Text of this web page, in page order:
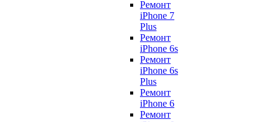
Ремонт
iPhone 7
Plus
Ремонт
iPhone 6s
Ремонт
iPhone 6s
Plus
Ремонт
iPhone 6
Ремонт